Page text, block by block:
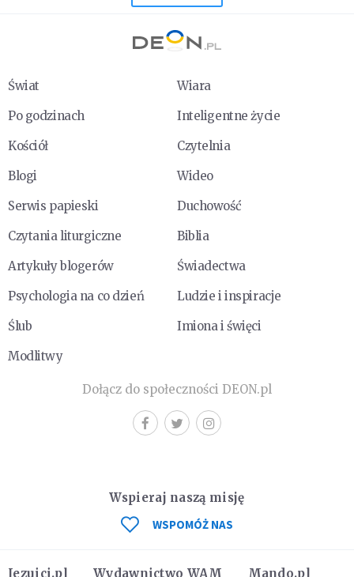
Świat
Wiara
Po godzinach
Inteligentne życie
Kościół
Czytelnia
Blogi
Wideo
Serwis papieski
Duchowość
Czytania liturgiczne
Biblia
Artykuły blogerów
Świadectwa
Psychologia na co dzień
Ludzie i inspiracje
Ślub
Imiona i święci
Modlitwy
Dołącz do społeczności DEON.pl
Jezuici.pl Wydawnictwo WAM Mando.pl
Wspieraj naszą misję
WSPOMÓŻ NAS